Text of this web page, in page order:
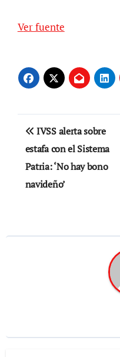
Ver fuente
Navegación
de
entradas
IVSS alerta sobre
estafa con el Sistema
Patria: ‘No hay bono
navideño’